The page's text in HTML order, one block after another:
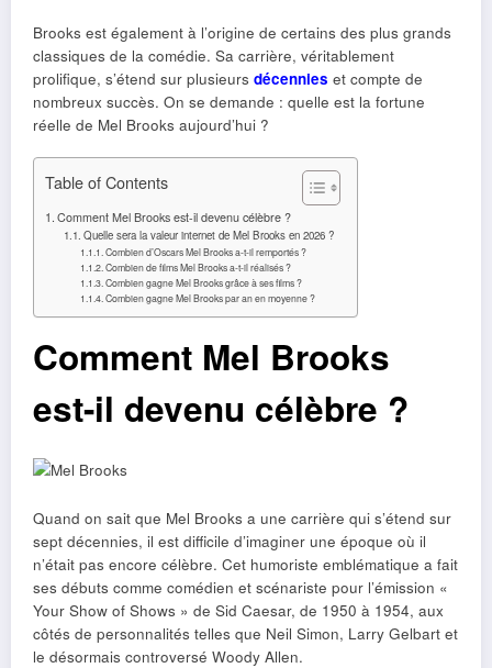
Brooks est également à l’origine de certains des plus grands
classiques de la comédie. Sa carrière, véritablement
prolifique, s’étend sur plusieurs décennies et compte de
nombreux succès. On se demande : quelle est la fortune
réelle de Mel Brooks aujourd’hui ?
Table of Contents
Comment Mel Brooks est-il devenu célèbre ?
Quelle sera la valeur internet de Mel Brooks en 2026 ?
Combien d’Oscars Mel Brooks a-t-il remportés ?
Combien de films Mel Brooks a-t-il réalisés ?
Combien gagne Mel Brooks grâce à ses films ?
Combien gagne Mel Brooks par an en moyenne ?
Comment Mel Brooks
est-il devenu célèbre ?
Quand on sait que Mel Brooks a une carrière qui s’étend sur
sept décennies, il est difficile d’imaginer une époque où il
n’était pas encore célèbre. Cet humoriste emblématique a fait
ses débuts comme comédien et scénariste pour l’émission «
Your Show of Shows » de Sid Caesar, de 1950 à 1954, aux
côtés de personnalités telles que Neil Simon, Larry Gelbart et
le désormais controversé Woody Allen.